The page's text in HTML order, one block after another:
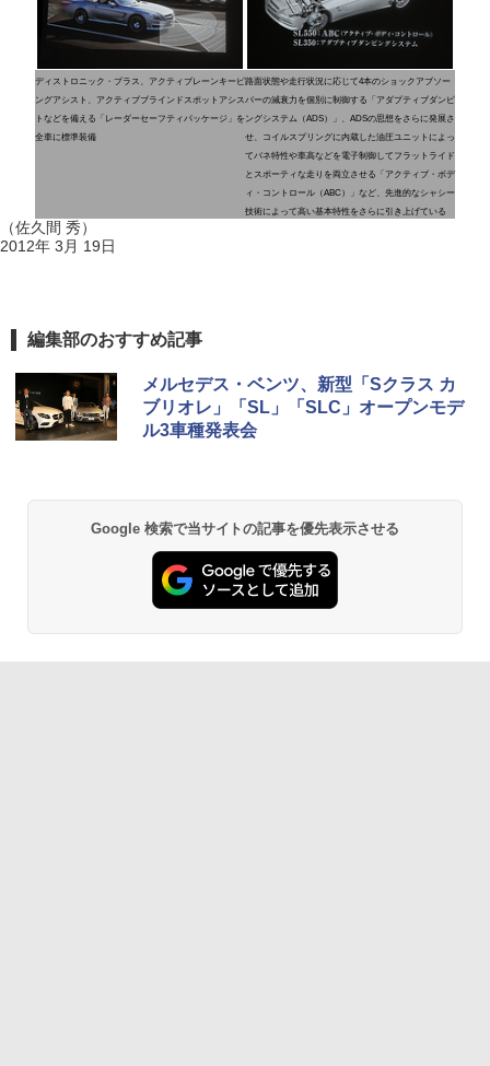
ディストロニック・プラス、アクティブレーンキーピ
ングアシスト、アクティブブラインドスポットアシス
トなどを備える「レーダーセーフティパッケージ」を
全車に標準装備
路面状態や走行状況に応じて4本のショックアブソー
バーの減衰力を個別に制御する「アダプティブダンピ
ングシステム（ADS）」、ADSの思想をさらに発展さ
せ、コイルスプリングに内蔵した油圧ユニットによっ
てバネ特性や車高などを電子制御してフラットライド
とスポーティな走りを両立させる「アクティブ・ボデ
ィ・コントロール（ABC）」など、先進的なシャシー
技術によって高い基本特性をさらに引き上げている
（佐久間 秀）
2012年 3月 19日
編集部のおすすめ記事
メルセデス・ベンツ、新型「Sクラス カ
ブリオレ」「SL」「SLC」オープンモデ
ル3車種発表会
Google 検索で当サイトの記事を優先表示させる